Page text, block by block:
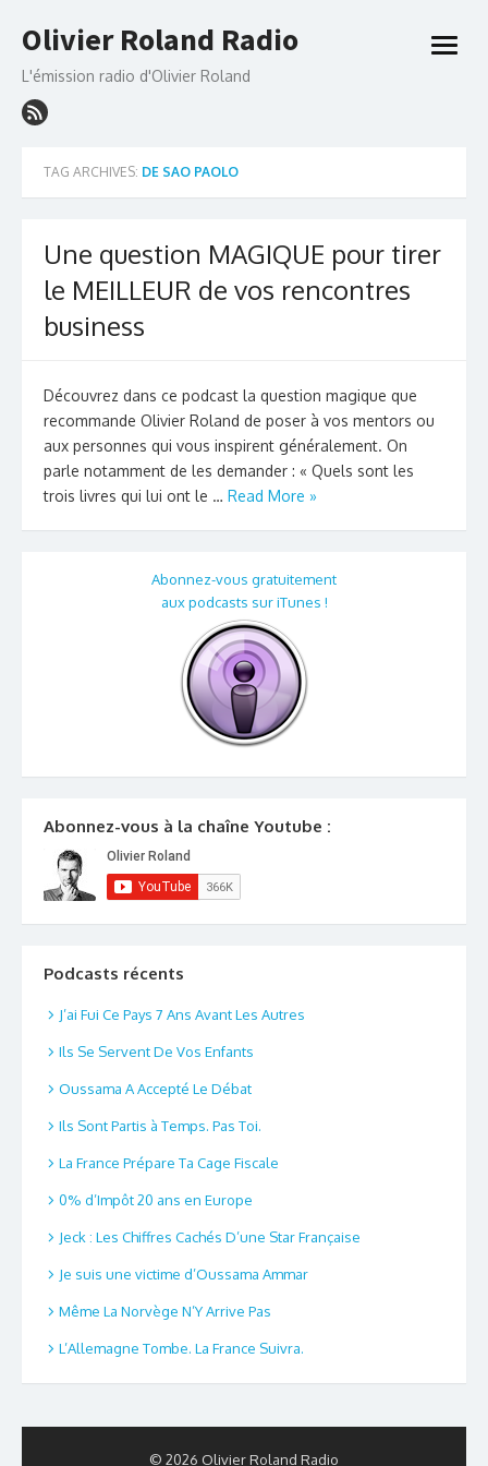
to
Olivier Roland Radio
L'émission radio d'Olivier Roland
open
TAG ARCHIVES: DE SAO PAOLO
Une question MAGIQUE pour tirer
le MEILLEUR de vos rencontres
business
Découvrez dans ce podcast la question magique que
recommande Olivier Roland de poser à vos mentors ou
aux personnes qui vous inspirent généralement. On
parle notamment de les demander : « Quels sont les
trois livres qui lui ont le … Read More »
Abonnez-vous gratuitement
aux podcasts sur iTunes !
Abonnez-vous à la chaîne Youtube :
Podcasts récents
J’ai Fui Ce Pays 7 Ans Avant Les Autres
Ils Se Servent De Vos Enfants
Oussama A Accepté Le Débat
Ils Sont Partis à Temps. Pas Toi.
La France Prépare Ta Cage Fiscale
0% d’Impôt 20 ans en Europe
Jeck : Les Chiffres Cachés D’une Star Française
Je suis une victime d’Oussama Ammar
Même La Norvège N’Y Arrive Pas
L’Allemagne Tombe. La France Suivra.
© 2026 Olivier Roland Radio